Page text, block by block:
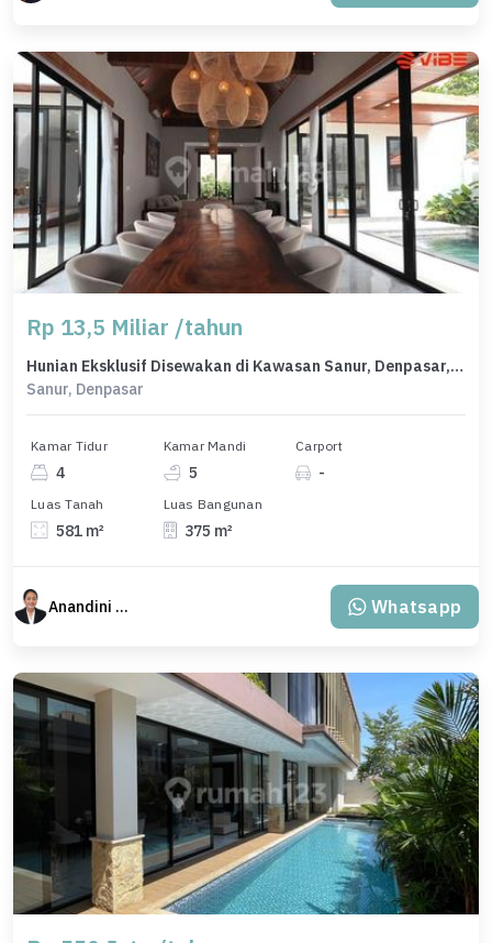
Rp 13,5 Miliar /tahun
Hunian Eksklusif Disewakan di Kawasan Sanur, Denpasar, LB 375m²
Sanur, Denpasar
Kamar Tidur
4
Kamar Mandi
5
Carport
-
Luas Tanah
581 m²
Luas Bangunan
375 m²
Anandini Property Whatsapp